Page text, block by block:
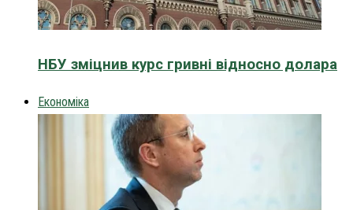
НБУ зміцнив курс гривні відносно долара
Економіка